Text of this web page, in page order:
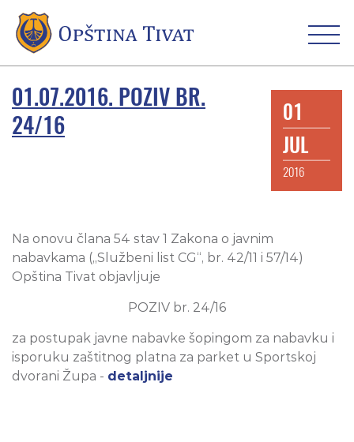
01.07.2016. POZIV BR.
24/16
01
JUL
2016
Na onovu člana 54 stav 1 Zakona o javnim
nabavkama („Službeni list CG“, br. 42/11 i 57/14)
Opština Tivat objavljuje
POZIV br. 24/16
za postupak javne nabavke šopingom za nabavku i
isporuku zaštitnog platna za parket u Sportskoj
dvorani Župa - detaljnije